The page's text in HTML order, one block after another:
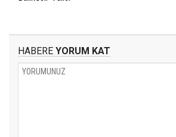
HABERE YORUM KAT